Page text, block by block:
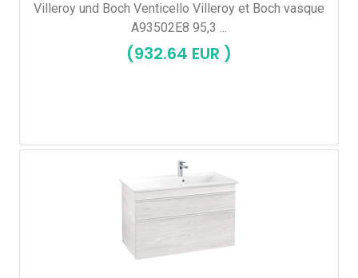
Villeroy und Boch Venticello Villeroy et Boch vasque
A93502E8 95,3 ...
(932.64 EUR )